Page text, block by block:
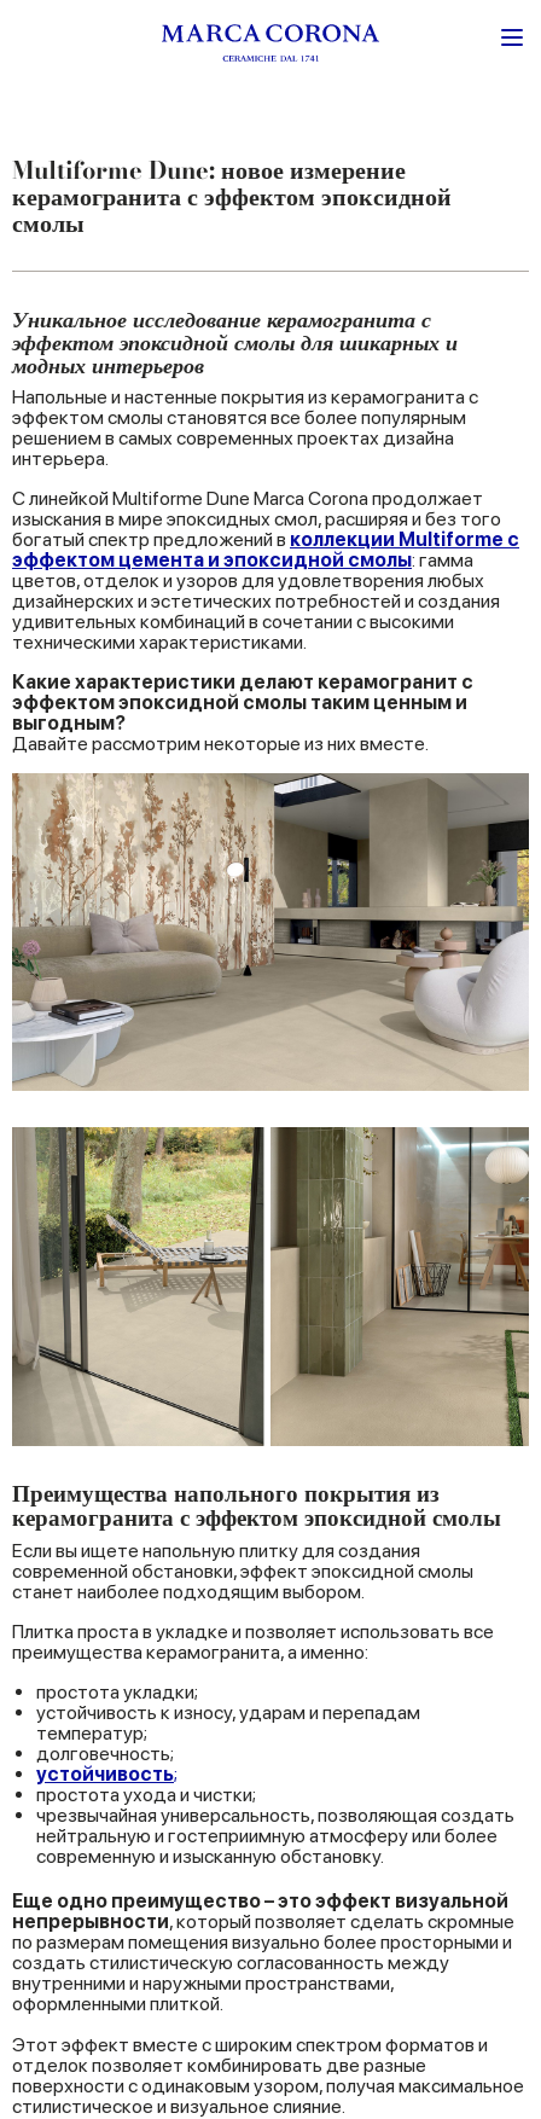
Multiforme Dune: новое измерение
керамогранита с эффектом эпоксидной
смолы
Уникальное исследование керамогранита с
эффектом эпоксидной смолы для шикарных и
модных интерьеров
Напольные и настенные покрытия из керамогранита с
эффектом смолы становятся все более популярным
решением в самых современных проектах дизайна
интерьера.
С линейкой Multiforme Dune Marca Corona продолжает
изыскания в мире эпоксидных смол, расширяя и без того
богатый спектр предложений в коллекции Multiforme с
эффектом цемента и эпоксидной смолы: гамма
цветов, отделок и узоров для удовлетворения любых
дизайнерских и эстетических потребностей и создания
удивительных комбинаций в сочетании с высокими
техническими характеристиками.
Какие характеристики делают керамогранит с
эффектомэпоксидной смолы таким ценным и
выгодным?
Давайте рассмотрим некоторые из них вместе.
Преимущества напольного покрытия из
керамогранита с эффектом эпоксидной смолы
Если вы ищете напольную плитку для создания
современной обстановки, эффект эпоксидной смолы
станет наиболее подходящим выбором.
Плитка проста в укладке и позволяет использовать все
преимущества керамогранита, а именно:
простота укладки;
устойчивость к износу, ударам и перепадам
температур;
долговечность;
устойчивость;
простота ухода и чистки;
чрезвычайная универсальность, позволяющая создать
нейтральную и гостеприимную атмосферу или более
современную и изысканную обстановку.
Еще одно преимущество – это эффект визуальной
непрерывности, который позволяет сделать скромные
по размерам помещения визуально более просторными и
создать стилистическую согласованность между
внутренними и наружными пространствами,
оформленными плиткой.
Этот эффект вместе с широким спектром форматов и
отделок позволяет комбинировать две разные
поверхности с одинаковым узором, получая максимальное
стилистическое и визуальное слияние.